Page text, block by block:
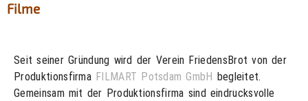
Filme
Seit seiner Gründung wird der Verein FriedensBrot von der
Produktionsfirma FILMART Potsdam GmbH begleitet.
Gemeinsam mit der Produktionsfirma sind eindrucksvolle